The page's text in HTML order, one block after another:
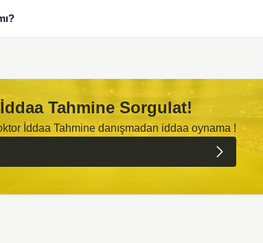
Tahmine Sorgulat!
İddaa Tahmine danışmadan iddaa oynama !